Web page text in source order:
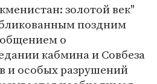
золотой век"
поздним
о
кабмина и Совбеза
и особых разрушений